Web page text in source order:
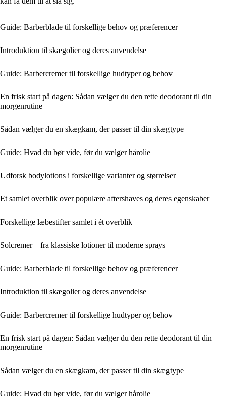
Guide: Barberblade til forskellige behov og præferencer
Introduktion til skægolier og deres anvendelse
Guide: Barbercremer til forskellige hudtyper og behov
En frisk start på dagen: Sådan vælger du den rette deodorant til din
morgenrutine
Sådan vælger du en skægkam, der passer til din skægtype
Guide: Hvad du bør vide, før du vælger hårolie
Udforsk bodylotions i forskellige varianter og størrelser
Et samlet overblik over populære aftershaves og deres egenskaber
Forskellige læbestifter samlet i ét overblik
Solcremer – fra klassiske lotioner til moderne sprays
Guide: Barberblade til forskellige behov og præferencer
Introduktion til skægolier og deres anvendelse
Guide: Barbercremer til forskellige hudtyper og behov
En frisk start på dagen: Sådan vælger du den rette deodorant til din
morgenrutine
Sådan vælger du en skægkam, der passer til din skægtype
Guide: Hvad du bør vide, før du vælger hårolie